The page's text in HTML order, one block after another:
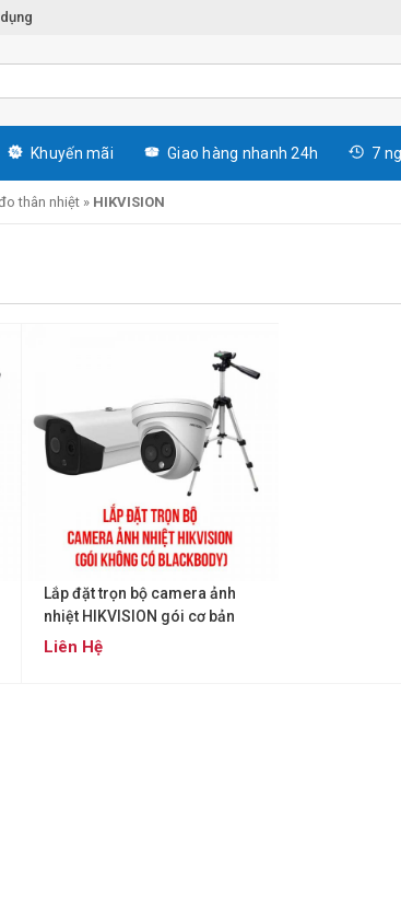
Khuyến mãi Giao hàng nhanh 24h 7
thân nhiệt » HIKVISION
Lắp đặt trọn bộ camera ảnh
nhiệt HIKVISION gói cơ bản
Liên Hệ